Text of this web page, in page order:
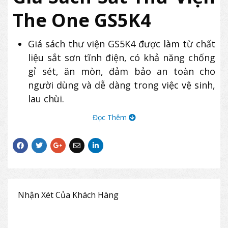
The One GS5K4
Giá sách thư viện GS5K4 được làm từ chất
liệu sắt sơn tĩnh điện, có khả năng chống
gỉ sét, ăn mòn, đảm bảo an toàn cho
người dùng và dễ dàng trong việc vệ sinh,
lau chùi.
Thiết kế giá 4 khoang sử dụng 2 mặt, có 5
Các đợt và thanh chắn có thể di động giúp
điều chỉnh độ cao.
Sản phẩm giá sắt The One GS5K4 có độ
phổ biến tại các thư viện, trường học.
Đọc Thêm
Nhận Xét Của Khách Hàng